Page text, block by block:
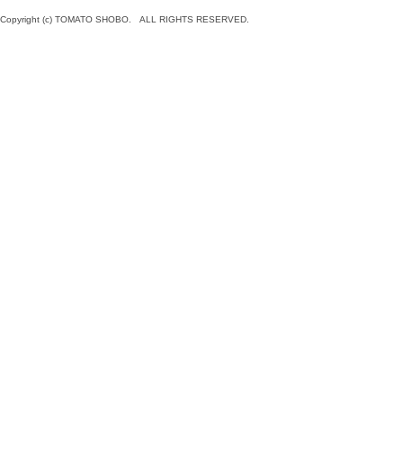
Copyright (c) TOMATO SHOBO. ALL RIGHTS RESERVED.